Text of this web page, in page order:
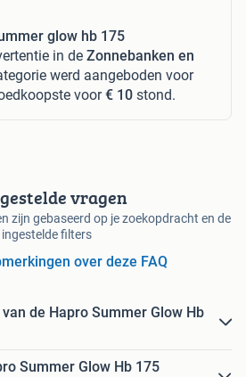
glow hb 175
in de Zonnebanken en
werd aangeboden voor
voor€ 10 stond.
vragen
zijn gebaseerd op je zoekopdracht en de
ingestelde filters
over deze FAQ
de Hapro Summer Glow Hb
Summer Glow Hb 175